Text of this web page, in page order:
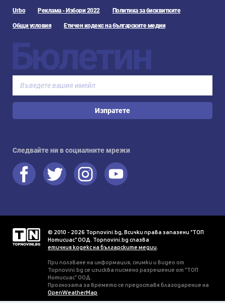
Urbo Реклама - Избори 2022 Политика за бисквитките
Общи условия Етичен кодекс на българските медии
Бюлетин
Изпратете
Следвайте ни в социалните мрежи
© 2010 - 2026 Topnovini.bg, Всички права запазени "ТОП
Нотисиас" ООД. Topnovini.bg спазва
етичния кодекс на българските медии.
При ползване на информация, снимки и видео от
Topnovini.bg се изисква писмено разрешение от "ТОП
Нотисиас" ООД.
Прогнозата за времето се предоставя благодарение на
OpenWeatherMap.